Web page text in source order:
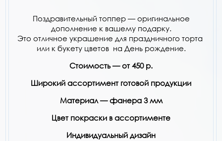
Поздравительный топпер — оригинальное
дополнение к вашему подарку.
Это отличное украшение для праздничного торта
или к букету цветов на День рождение.
Стоимость — от 450 р.
Широкий ассортимент готовой продукции
Материал — фанера 3 мм
Цвет покраски в ассортименте
Индивидуальный дизайн